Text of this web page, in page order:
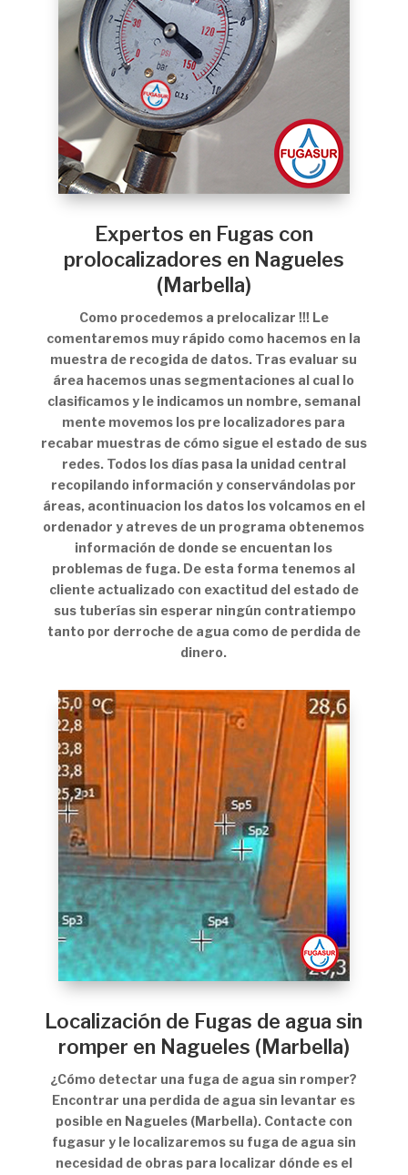
Expertos en Fugas con
prolocalizadores en Nagueles
(Marbella)
Como procedemos a prelocalizar !!! Le
comentaremos muy rápido como hacemos en la
muestra de recogida de datos. Tras evaluar su
área hacemos unas segmentaciones al cual lo
clasificamos y le indicamos un nombre, semanal
mente movemos los pre localizadores para
recabar muestras de cómo sigue el estado de sus
redes. Todos los días pasa la unidad central
recopilando información y conservándolas por
áreas, acontinuacion los datos los volcamos en el
ordenador y atreves de un programa obtenemos
información de donde se encuentan los
problemas de fuga. De esta forma tenemos al
cliente actualizado con exactitud del estado de
sus tuberías sin esperar ningún contratiempo
tanto por derroche de agua como de perdida de
dinero.
Localización de Fugas de agua sin
romper en Nagueles (Marbella)
¿Cómo detectar una fuga de agua sin romper?
Encontrar una perdida de agua sin levantar es
posible en Nagueles (Marbella). Contacte con
fugasur y le localizaremos su fuga de agua sin
necesidad de obras para localizar dónde es el